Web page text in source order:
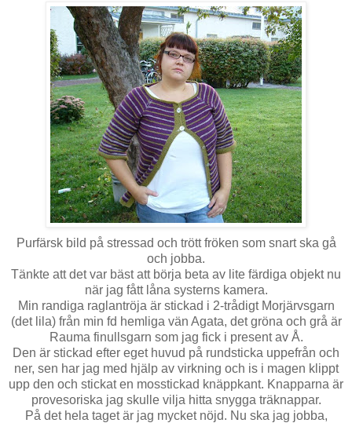
Purfärsk bild på stressad och trött fröken som snart ska gå
och jobba.
Tänkte att det var bäst att börja beta av lite färdiga objekt nu
när jag fått låna systerns kamera.
Min randiga raglantröja är stickad i 2-trådigt Morjärvsgarn
(det lila) från min fd hemliga vän Agata, det gröna och grå är
Rauma finullsgarn som jag fick i present av Å.
Den är stickad efter eget huvud på rundsticka uppefrån och
ner, sen har jag med hjälp av virkning och is i magen klippt
upp den och stickat en mosstickad knäppkant. Knapparna är
provesoriska jag skulle vilja hitta snygga träknappar.
På det hela taget är jag mycket nöjd. Nu ska jag jobba,